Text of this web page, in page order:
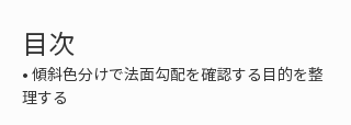
目次
• 傾斜色分けで法面勾配を確認する目的を整